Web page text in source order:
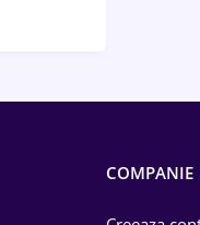
COMPANIE